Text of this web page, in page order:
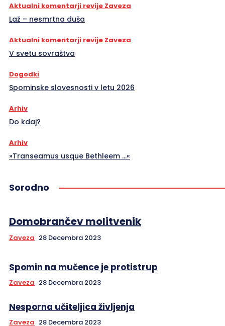
Aktualni komentarji revije Zaveza
Laž – nesmrtna duša
Aktualni komentarji revije Zaveza
V svetu sovraštva
Dogodki
Spominske slovesnosti v letu 2026
Arhiv
Do kdaj?
Arhiv
»Transeamus usque Bethleem …«
Sorodno
Domobrančev molitvenik
Zaveza 28 Decembra 2023
Spomin na mučence je protistrup
Zaveza 28 Decembra 2023
Nesporna učiteljica življenja
Zaveza 28 Decembra 2023